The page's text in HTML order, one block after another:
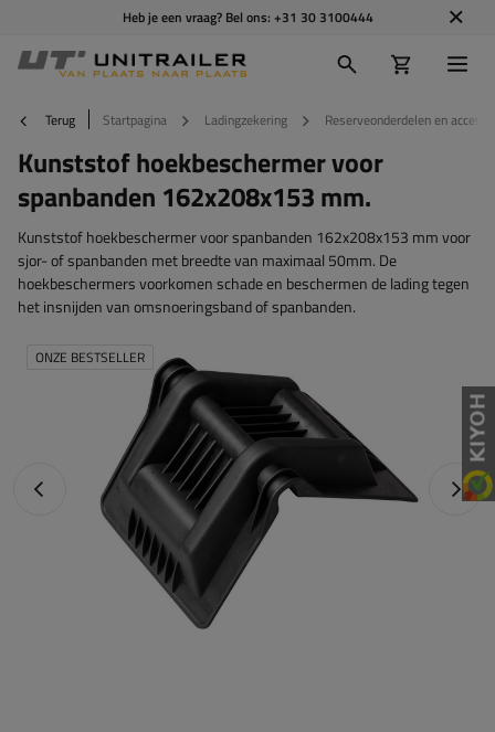
Heb je een vraag? Bel ons: +31 30 3100444
Terug Startpagina Ladingzekering Reserveonderdelen en
Kunststof hoekbeschermer voor
spanbanden 162x208x153 mm.
Kunststof hoekbeschermer voor spanbanden 162x208x153 mm voor
sjor- of spanbanden met breedte van maximaal 50mm. De
hoekbeschermers voorkomen schade en beschermen de lading tegen
het insnijden van omsnoeringsband of spanbanden.
Vorige foto
ONZE BESTSELLER